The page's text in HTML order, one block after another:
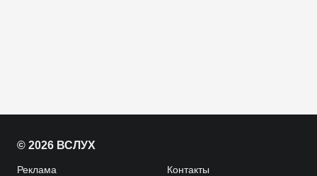
© 2026 ВСЛУХ
Реклама Контакты